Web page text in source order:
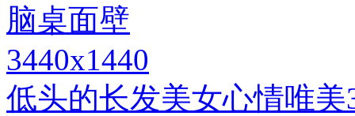
3440x1440
低头的长发美女心情唯